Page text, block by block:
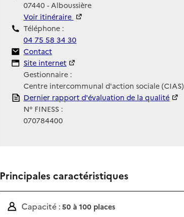
07440 - Alboussière
Voir itinéraire
Téléphone :
04 75 58 34 30
Contact
Contact
Site Internet
Site internet
Gestionnaire :
Centre intercommunal d'action sociale (CIAS)
Rapport HAS
Dernier rapport d'évaluation de la qualité
N° FINESS :
070784400
Principales caractéristiques
Capacité : 50 à 100 places